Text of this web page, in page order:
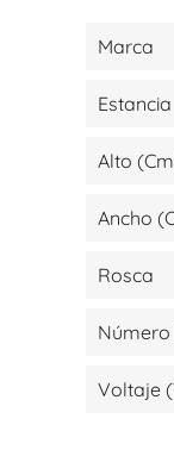
Marca
Estancia
Alto
Ancho
Rosca
Número
Voltaje